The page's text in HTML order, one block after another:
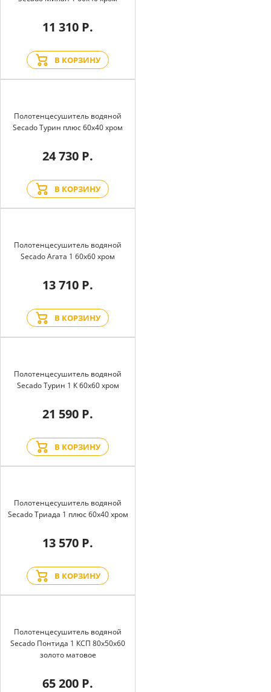
11 310 Р.
В КОРЗИНУ
Полотенцесушитель водяной
Secado Турин плюс 60x40 хром
24 730 Р.
В КОРЗИНУ
Полотенцесушитель водяной
Secado Агата 1 60x60 хром
13 710 Р.
В КОРЗИНУ
Полотенцесушитель водяной
Secado Турин 1 К 60x60 хром
21 590 Р.
В КОРЗИНУ
Полотенцесушитель водяной
Secado Триада 1 плюс 60x40 хром
13 570 Р.
В КОРЗИНУ
Полотенцесушитель водяной
Secado Понтида 1 КСП 80x50x60
золото матовое
65 200 Р.